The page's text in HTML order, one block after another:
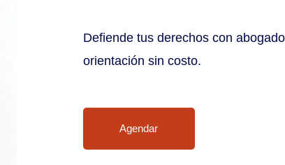
Defiende tus derechos con
orientación sin costo.
Agendar